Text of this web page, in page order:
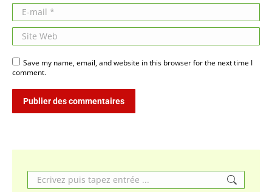
E-mail *
Site Web
Save my name, email, and website in this browser for the next time I
comment.
Publier des commentaires
Search: